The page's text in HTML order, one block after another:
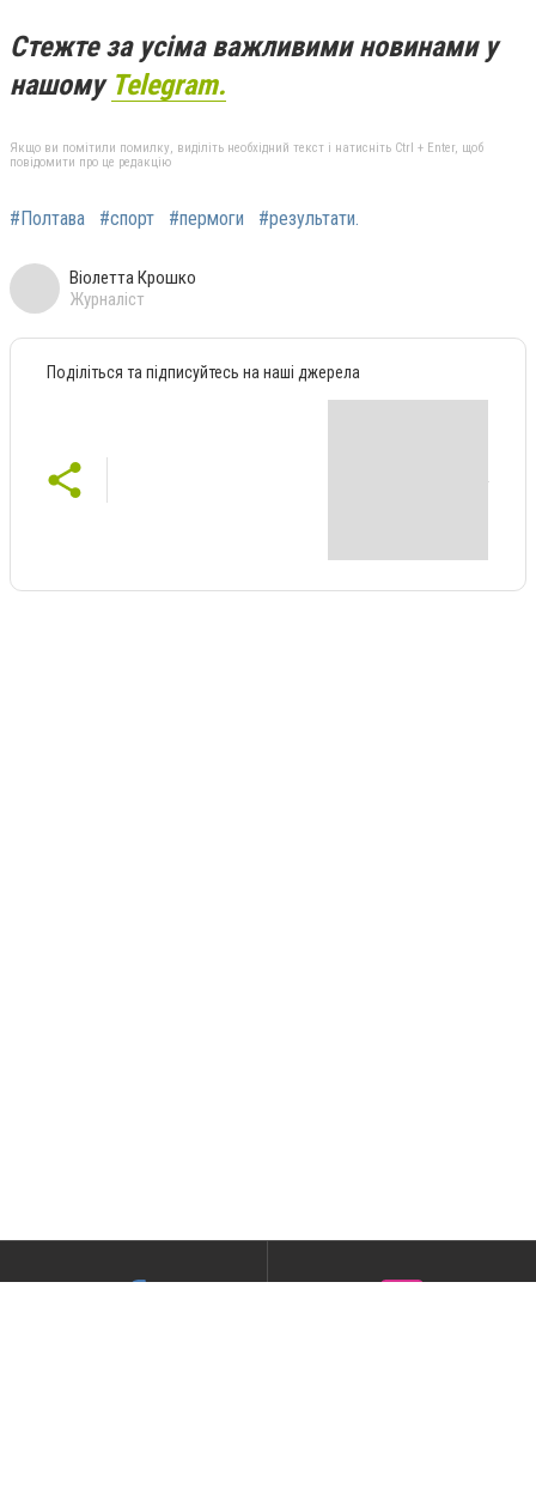
Стежте за усіма важливими новинами у
нашому Telegram.
Якщо ви помітили помилку, виділіть необхідний текст і натисніть Ctrl + Enter, щоб
повідомити про це редакцію
#Полтава #спорт #пермоги #результати.
Віолетта Крошко
Журналіст
Поділіться та підписуйтесь на наші джерела